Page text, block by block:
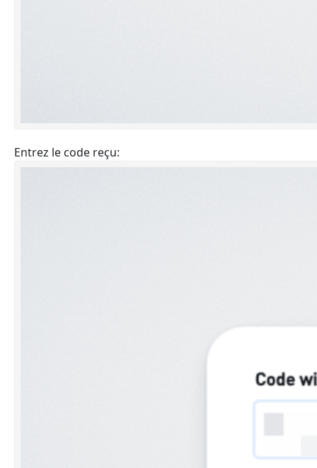
Entrez le code reçu: